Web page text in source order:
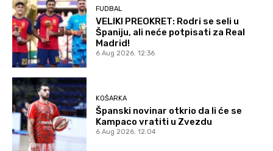
FUDBAL
VELIKI PREOKRET: Rodri se seli u
Španiju, ali neće potpisati za Real
Madrid!
6 Aug 2026. 12:36
KOŠARKA
Španski novinar otkrio da li će se
Kampaco vratiti u Zvezdu
6 Aug 2026. 12:04